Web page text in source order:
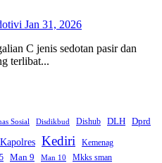
Jan 31, 2026
terlibat...
Sosial Disdikbud Dishub DLH Dprd
Kapolres Kediri Kemenag
Man 9 Man 10
Mkks sman